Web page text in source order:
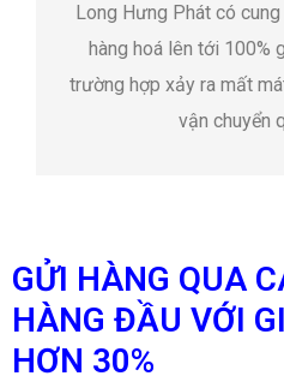
Long Hưng Phát có
hàng hoá lên tới 100%
trường hợp xảy ra mất
vận chuyển
GỬI HÀNG QUA
HÀNG ĐẦU VỚI
HƠN 30%